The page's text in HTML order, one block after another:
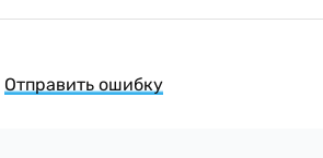
Отправить ошибку